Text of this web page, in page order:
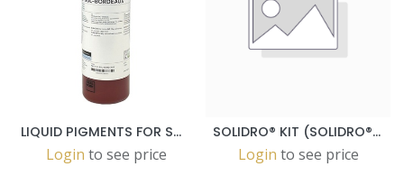
LIQUID PIGMENTS FOR SOLIDRO BORDEAUX 500GR
Login to see price
SOLIDRO® KIT (SOLIDRO® TOP 3KG+SOLIDRO® ZERO 6KG)
Login to see price